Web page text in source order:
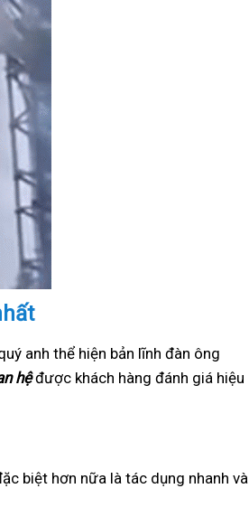
anh thể hiện bản lĩnh đàn ông
hệđược khách hàng đánh giá hiệu
biệt hơn nữa là tác dụng nhanh và